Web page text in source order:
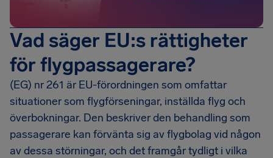
Vad säger EU:s rättigheter
för flygpassagerare?
(EG) nr 261 är EU-förordningen som omfattar
situationer som flygförseningar, inställda flyg och
överbokningar. Den beskriver den behandling som
passagerare kan förvänta sig av flygbolag vid någon
av dessa störningar, och det framgår tydligt i vilka